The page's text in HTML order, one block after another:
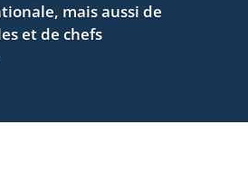
mais aussi de
et de chefs